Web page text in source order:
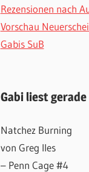
Rezensionen nach
Vorschau
Gabis SuB
Gabi liest gerade
Natchez Burning
von Greg Iles
– Penn Cage #4